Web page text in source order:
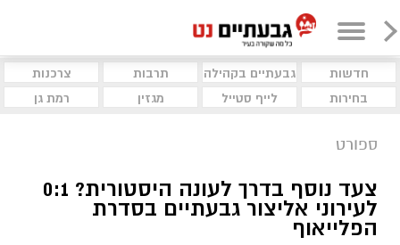
חדשות גבעתיים בקהילה תרבות
צרכנות
בחירות
לייף סטייל מגזין רמת גן
ספורט
צעד נוסף בדרך לעונה היסטורית? 0:1
לעירוני אליצור גבעתיים בסדרת
הפלייאוף